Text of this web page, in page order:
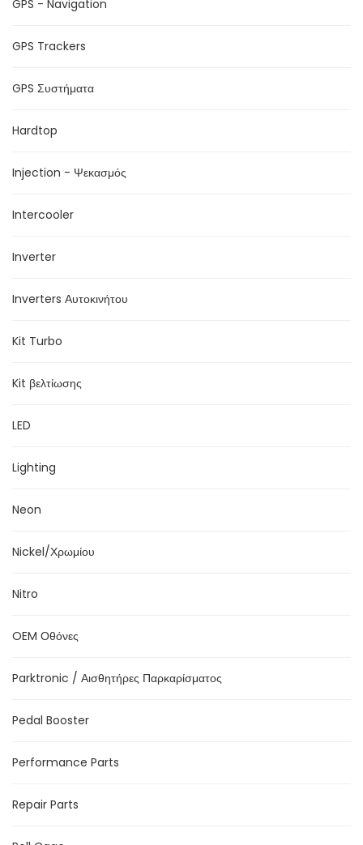
GPS - Navigation
GPS Trackers
GPS Συστήματα
Hardtop
Injection - Ψεκασμός
Intercooler
Inverter
Inverters Αυτοκινήτου
Kit Turbo
Kit βελτίωσης
LED
Lighting
Neon
Nickel/Χρωμίου
Nitro
OEM Οθόνες
Parktronic / Αισθητήρες Παρκαρίσματος
Pedal Booster
Performance Parts
Repair Parts